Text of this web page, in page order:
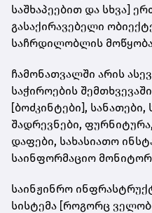
საშხაპეებით და სხვა]
გასაქირავებელი
საჩრდილობლის
ჩამონათვალში არის
საჭიროების
[ბოძკინტები],
შადრევნები,
დაფები, სახასიათო
საინფორმაციო
საინჟინრო
სისტემა [როგორც